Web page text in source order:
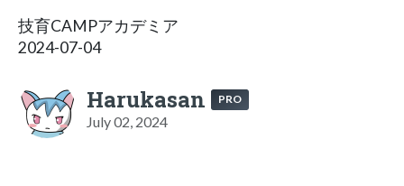
技育CAMPアカデミア
2024-07-04
Harukasan PRO
July 02, 2024